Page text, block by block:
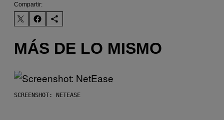
Compartir:
MÁS DE LO MISMO
SCREENSHOT: NETEASE